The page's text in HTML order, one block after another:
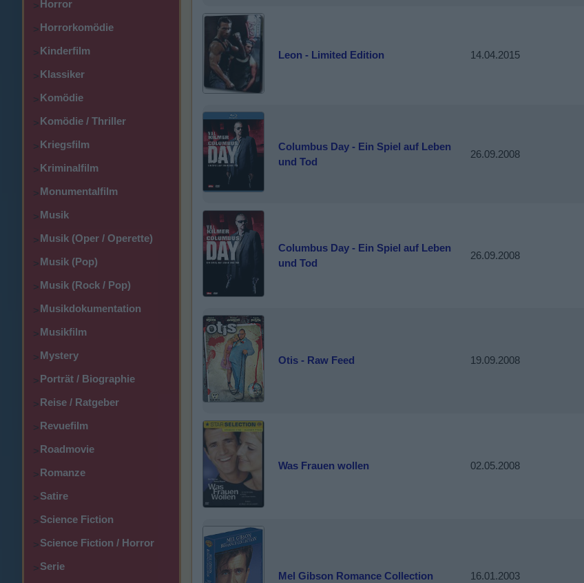
>Horror
>Horrorkomödie
>Kinderfilm
>Klassiker
>Komödie
>Komödie / Thriller
>Kriegsfilm
>Kriminalfilm
>Monumentalfilm
>Musik
>Musik (Oper / Operette)
>Musik (Pop)
>Musik (Rock / Pop)
>Musikdokumentation
>Musikfilm
>Mystery
>Porträt / Biographie
>Reise / Ratgeber
>Revuefilm
>Roadmovie
>Romanze
>Satire
>Science Fiction
>Science Fiction / Horror
>Serie
Leon - Limited Edition 14.04.2015
Columbus Day - Ein Spiel auf Leben
und Tod
26.09.2008
Columbus Day - Ein Spiel auf Leben
und Tod
26.09.2008
Otis - Raw Feed 19.09.2008
Was Frauen wollen 02.05.2008
Mel Gibson Romance Collection 16.01.2003